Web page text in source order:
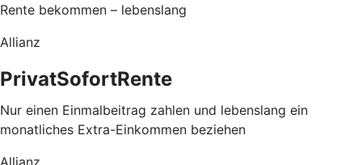
Rente bekommen – lebenslang
Allianz
PrivatSofortRente
Nur einen Einmalbeitrag zahlen und lebenslang ein
monatliches Extra-Einkommen beziehen